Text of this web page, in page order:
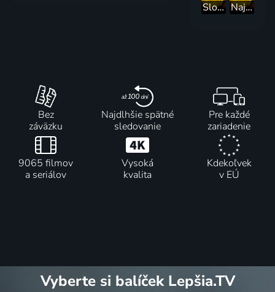
Slovenské impresie: Galakoncert k storočnici Slovenského rozhlasu
Najlepší mix hitov
Bez
záväzku
Najdlhšie spätné
sledovanie
Pre každé
zariadenie
9065 filmov
a seriálov
Vysoká
kvalita
Kdekoľvek
v EÚ
Vyberte si balíček Lepšia.TV